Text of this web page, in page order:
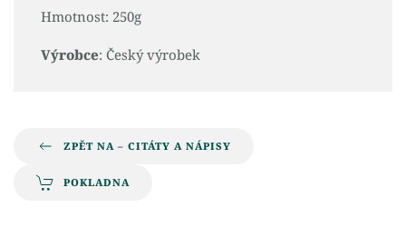
Hmotnost: 250g
Výrobce: Český výrobek
ZPĚT NA – CITÁTY A NÁPISY
POKLADNA